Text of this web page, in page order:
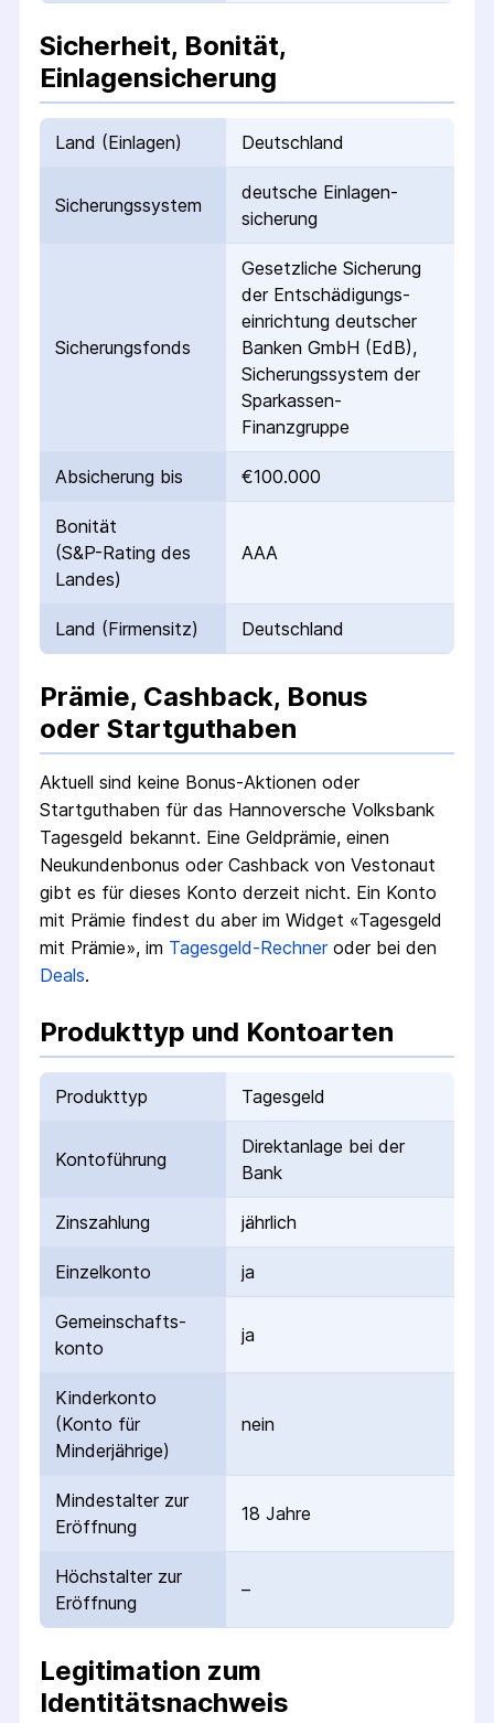
Sicherheit, Bonität,
Einlagensicherung
Land (Einlagen) Deutschland
Sicherungs­system
deutsche Einlagen­
sicherung
Sicherungs­fonds
Gesetzliche Sicherung
der Entschädigungs­
einrichtung deutscher
Banken GmbH (EdB),
Sicherungssystem der
Sparkassen-
Finanzgruppe
Absicherung bis €100.000
Bonität
(S&P-Rating des
Landes)
AAA
Land (Firmensitz) Deutschland
Prämie, Cashback, Bonus
oder Startguthaben
Aktuell sind keine Bonus-Aktionen oder
Startguthaben für das Hannoversche Volksbank
Tagesgeld bekannt. Eine Geldprämie, einen
Neukundenbonus oder Cashback von Vestonaut
gibt es für dieses Konto derzeit nicht. Ein Konto
mit Prämie findest du aber im Widget «Tagesgeld
mit Prämie», im Tagesgeld-Rechneroder bei den
Deals.
Produkttyp und Kontoarten
Produkttyp Tagesgeld
Kontoführung
Direktanlage bei der
Bank
Zinszahlung jährlich
Einzelkonto ja
Gemeinschafts­
konto
ja
Kinderkonto
(Konto für
Minderjährige)
nein
Mindestalter zur
Eröffnung
18 Jahre
Höchstalter zur
Eröffnung
–
Legitimation zum
Identitätsnachweis